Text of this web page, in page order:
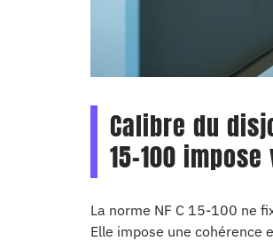
Calibre du
15-100
La norme NF C 15-100 ne
Elle impose une cohérence